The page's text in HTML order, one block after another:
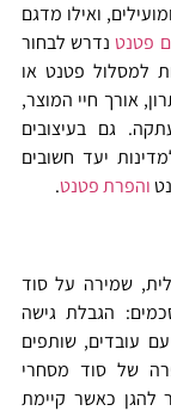
ואילו מדגם
נדרש לבחור
פטנט או
חיי המוצר,
גם בעיצובים
יעד חשובים
פטנט.
שמירה על סוד
הגבלת גישה
שותפים
של סוד מסחרי
כאשר קיימת